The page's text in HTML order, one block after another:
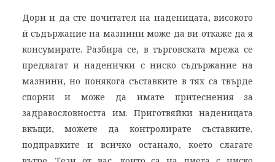
Дори и да сте почитател на наденицата, високото
й съдържание на мазнини може да ви откаже да я
консумирате. Разбира се, в търговската мрежа се
предлагат и наденички с ниско съдържание на
мазнини, но понякога съставките в тях са твърде
спорни и може да имате притеснения за
задравословността им. Приготвяйки наденицата
вкъщи, можете да контролирате съставките,
подправките и всичко останало, което слагате